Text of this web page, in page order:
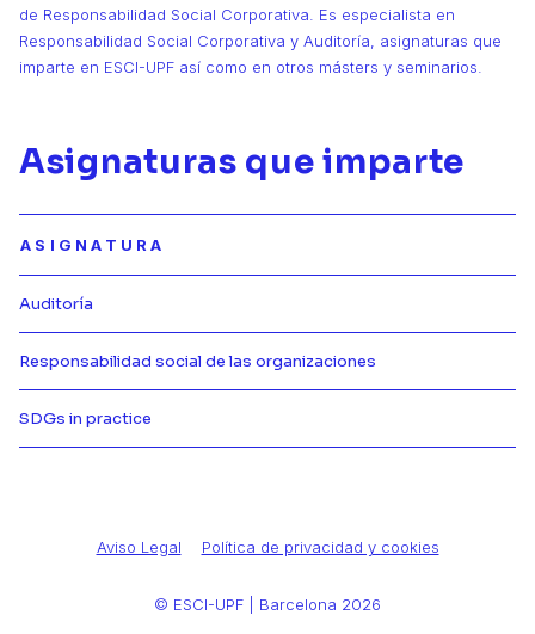
de Responsabilidad Social Corporativa. Es especialista en
Responsabilidad Social Corporativa y Auditoría, asignaturas que
imparte en ESCI-UPF así como en otros másters y seminarios.
Asignaturas que imparte
ASIGNATURA
Auditoría
Responsabilidad social de las organizaciones
Más información de
SDGs in practice
Aviso Legal Política de privacidad y cookies
© ESCI-UPF | Barcelona 2026